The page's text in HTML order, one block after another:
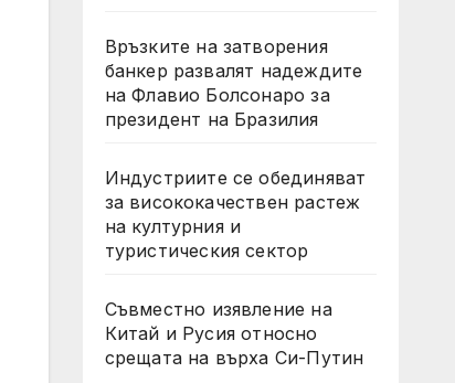
Връзките на затворения
банкер развалят надеждите
на Флавио Болсонаро за
президент на Бразилия
Индустриите се обединяват
за висококачествен растеж
на културния и
туристическия сектор
Съвместно изявление на
Китай и Русия относно
срещата на върха Си-Путин